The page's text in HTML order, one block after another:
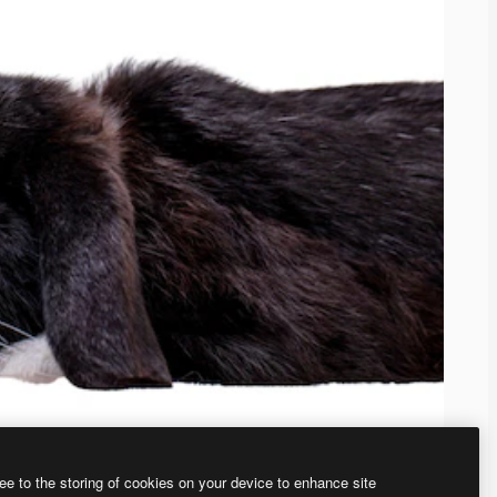
to the storing of cookies on your device to enhance site